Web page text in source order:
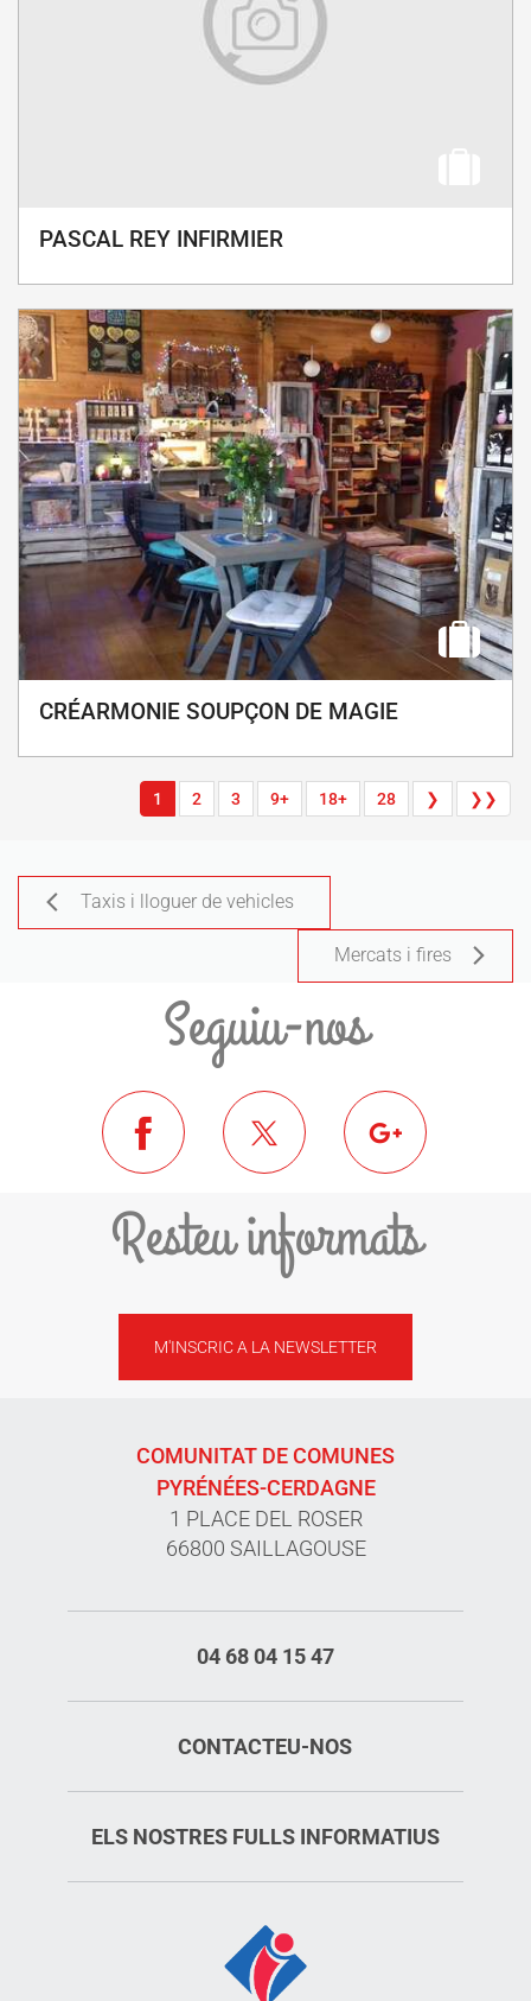
PASCAL REY INFIRMIER
CRÉARMONIE SOUPÇON DE MAGIE
1 2 3 9+ 18+ 28 ❯ ❯❯
Taxis i lloguer de vehicles
Mercats i fires
Seguiu-nos
Resteu informats
M'INSCRIC A LA NEWSLETTER
COMUNITAT DE COMUNES
PYRÉNÉES-CERDAGNE
1 PLACE DEL ROSER
66800 SAILLAGOUSE
04 68 04 15 47
CONTACTEU-NOS
ELS NOSTRES FULLS INFORMATIUS